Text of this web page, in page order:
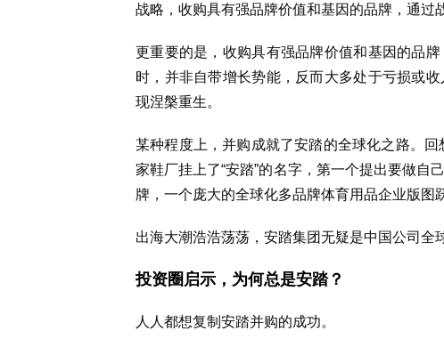
战略，收购具有强品牌价值和基因的品牌，通过
更重要的是，收购具有强品牌价值和基因的品
时，并非自带增长势能，反而大多处于亏损或
现涅槃重生。
某种程度上，并购成就了安踏的全球化之路。
家鞋厂挂上了“安踏”的名字，第一个提出要做自
牌，一个庞大的全球化多品牌体育用品企业版图
出海大潮浩浩荡荡，安踏集团无疑是中国公司全
投资圈启示，为何总是安踏？
人人都想复制安踏并购的成功。